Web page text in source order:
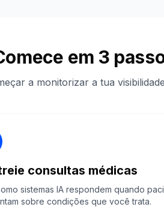
em 3
a monitorizar a tua
consultas médicas
sistemas IA respondem quando
sobre condições que você trata.